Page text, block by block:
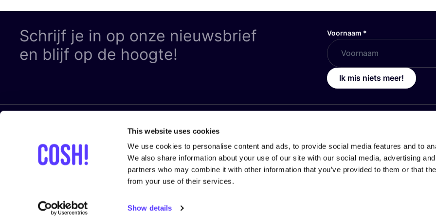
This website uses cookies
We use cookies to personalise content and ads, to provide social media features and to
We also share information about your use of our site with our social media, advertising
partners who may combine it with other information that you’ve provided to them or that
from your use of their services.
Show details
Schrijf je in op onze nieuwsbrief
en blijf op de hoogte!
Voornaam *
Ik mis niets meer!
LEGAL
Privacy Policy
Cookie Policy
Algemene Voorwaarden Gebruikers
Algemene Voorwaarden Consultancy
Jouw organisatie op COSH!
Over ons